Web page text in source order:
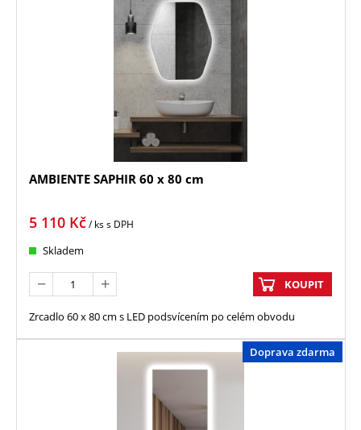
AMBIENTE SAPHIR 60 x 80 cm
5 110 Kč/ kss DPH
Skladem
KOUPIT
Zrcadlo 60 x 80 cm s LED podsvícením po celém obvodu
Doprava zdarma